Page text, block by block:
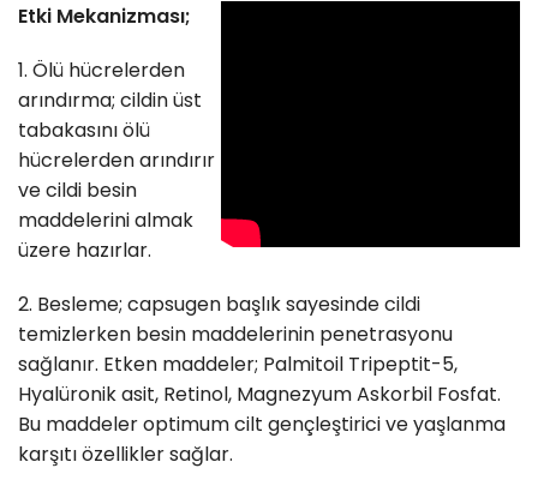
Etki Mekanizması;
1. Ölü hücrelerden
arındırma; cildin üst
tabakasını ölü
hücrelerden arındırır
ve cildi besin
maddelerini almak
üzere hazırlar.
2. Besleme; capsugen başlık sayesinde cildi
temizlerken besin maddelerinin penetrasyonu
sağlanır. Etken maddeler; Palmitoil Tripeptit-5,
Hyalüronik asit, Retinol, Magnezyum Askorbil Fosfat.
Bu maddeler optimum cilt gençleştirici ve yaşlanma
karşıtı özellikler sağlar.